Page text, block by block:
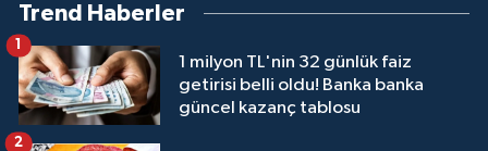
Trend Haberler
1 milyon TL'nin 32 günlük faiz
getirisi belli oldu! Banka banka
güncel kazanç tablosu
1
2